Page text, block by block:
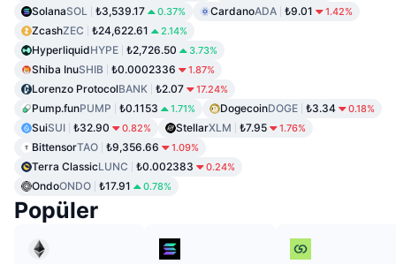
SolanaSOL ₺3,539.17 0.37% CardanoADA ₺9.01 1.42%
ZcashZEC ₺24,622.61 2.14%
HyperliquidHYPE ₺2,726.50 3.73%
Shiba InuSHIB ₺0.0002336 1.87%
Lorenzo ProtocolBANK ₺2.07 17.24%
Pump.funPUMP ₺0.1153 1.71% DogecoinDOGE ₺3.34 0.18%
SuiSUI ₺32.90 0.82% StellarXLM ₺7.95 1.76%
BittensorTAO ₺9,356.66 1.09%
Terra ClassicLUNC ₺0.002383 0.24%
OndoONDO ₺17.91 0.78%
Popüler